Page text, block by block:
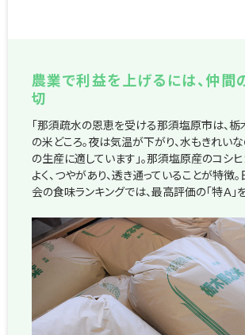
農業で利益を上げるには、仲間
切
「那須疏水の恩恵を受ける那須塩原市は、
の米どころ。夜は気温が下がり、水もきれいな
の生産に適しています」。那須塩原産のコシ
よく、つやがあり、透き通っていることが特徴
会の食味ランキングでは、最高評価の「特Ａ」